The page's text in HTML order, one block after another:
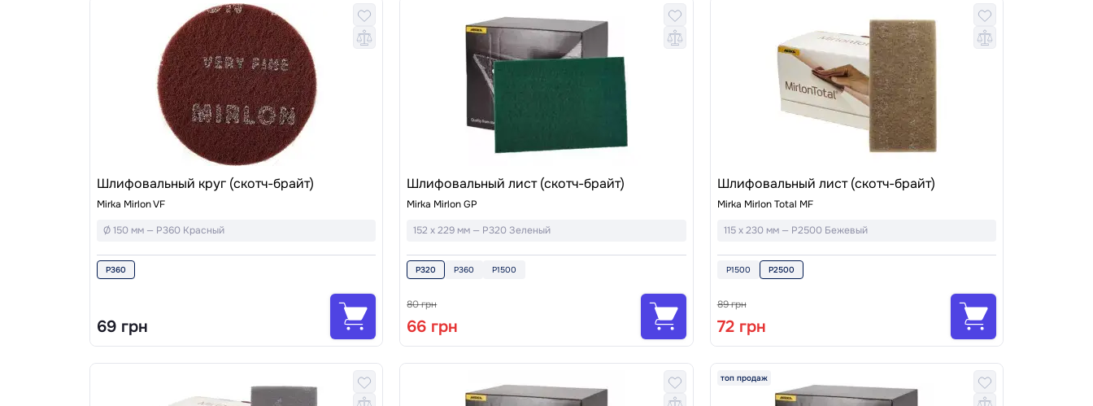
Шлифовальный круг (скотч-брайт)
Mirka Mirlon VF
Ø 150 мм — P360 Красный
P360
69 грн
Шлифовальный лист (скотч-брайт)
Mirka Mirlon GP
152 x 229 мм — P320 Зеленый
P320 P360 P1500
80 грн
66 грн
Шлифовальный лист (скотч-брайт)
Mirka Mirlon Total MF
115 x 230 мм — P2500 Бежевый
P1500 P2500
89 грн
72 грн
топ продаж